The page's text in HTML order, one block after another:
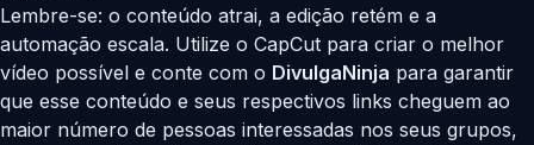
Lembre-se: o conteúdo atrai, a edição retém e a
automação escala. Utilize o CapCut para criar o melhor
vídeo possível e conte com o DivulgaNinja para garantir
que esse conteúdo e seus respectivos links cheguem ao
maior número de pessoas interessadas nos seus grupos,